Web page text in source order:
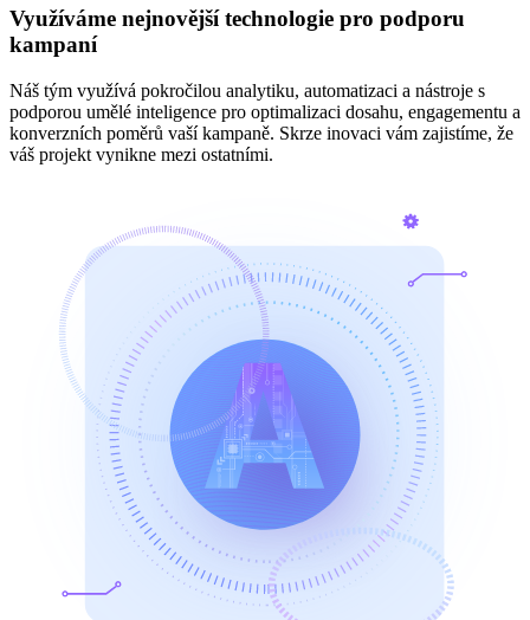
Využíváme nejnovější technologie pro podporu
kampaní
Náš tým využívá pokročilou analytiku, automatizaci a nástroje s
podporou umělé inteligence pro optimalizaci dosahu, engagementu a
konverzních poměrů vaší kampaně. Skrze inovaci vám zajistíme, že
váš projekt vynikne mezi ostatními.